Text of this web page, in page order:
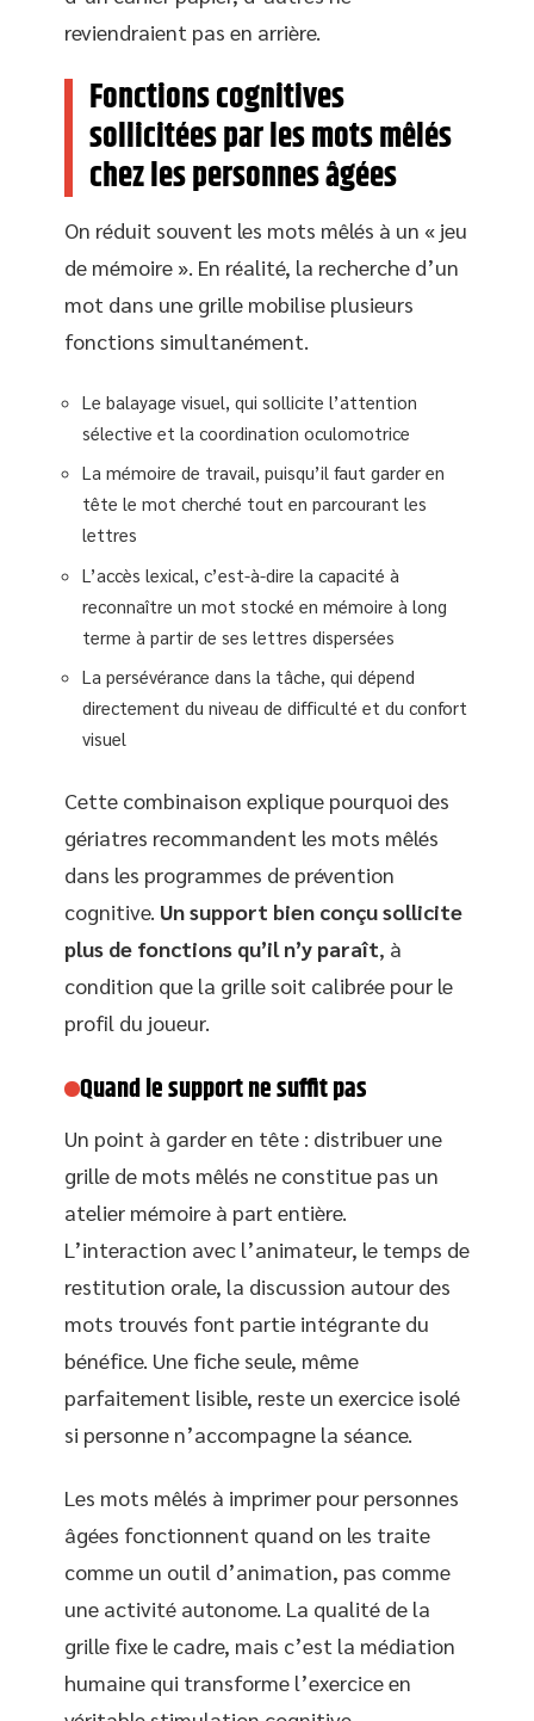
reviendraient pas en arrière.
Fonctions cognitives
sollicitées par les mots mêlés
chez les personnes âgées
On réduit souvent les mots mêlés à un « jeu
de mémoire ». En réalité, la recherche d’un
mot dans une grille mobilise plusieurs
fonctions simultanément.
Le balayage visuel, qui sollicite l’attention
sélective et la coordination oculomotrice
La mémoire de travail, puisqu’il faut garder en
tête le mot cherché tout en parcourant les
lettres
L’accès lexical, c’est-à-dire la capacité à
reconnaître un mot stocké en mémoire à long
terme à partir de ses lettres dispersées
La persévérance dans la tâche, qui dépend
directement du niveau de difficulté et du confort
visuel
Cette combinaison explique pourquoi des
gériatres recommandent les mots mêlés
dans les programmes de prévention
cognitive. Un support bien conçu sollicite
plus de fonctions qu’il n’y paraît, à
condition que la grille soit calibrée pour le
profil du joueur.
Quand le support ne suffit pas
Un point à garder en tête : distribuer une
grille de mots mêlés ne constitue pas un
atelier mémoire à part entière.
L’interaction avec l’animateur, le temps de
restitution orale, la discussion autour des
mots trouvés font partie intégrante du
bénéfice. Une fiche seule, même
parfaitement lisible, reste un exercice isolé
si personne n’accompagne la séance.
Les mots mêlés à imprimer pour personnes
âgées fonctionnent quand on les traite
comme un outil d’animation, pas comme
une activité autonome. La qualité de la
grille fixe le cadre, mais c’est la médiation
humaine qui transforme l’exercice en